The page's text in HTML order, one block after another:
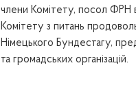
члени Комітету, посол ФРН
Комітету з питань
Німецького Бундестагу,
та громадських організацій.